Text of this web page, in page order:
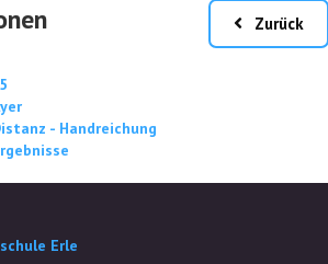
plugin for the EU cookie law
- Handreichung
Zurück
Erle